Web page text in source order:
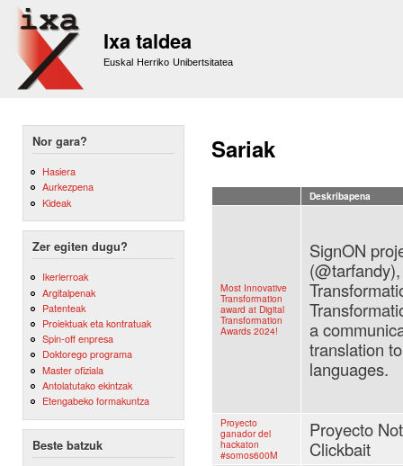
Ixa taldea
Euskal Herriko Unibertsitatea
Nor gara?
Hasiera
Aurkezpena
Kideak
Zer egiten dugu?
Ikerlerroak
Argitalpenak
Patenteak
Proiektuak eta kontratuak
Spin-off enpresa
Doktorego programa
Master ofiziala
Antolatutako ekintzak
Etengabeko formakuntza
Beste batzuk
Sariak
Deskribapena
Most Innovative
Transformation
award at Digital
Transformation
Awards 2024!
SignON
a
translation
languages.
Proyecto
ganador del
hackaton
#somos600M
Proyecto
Clickbait